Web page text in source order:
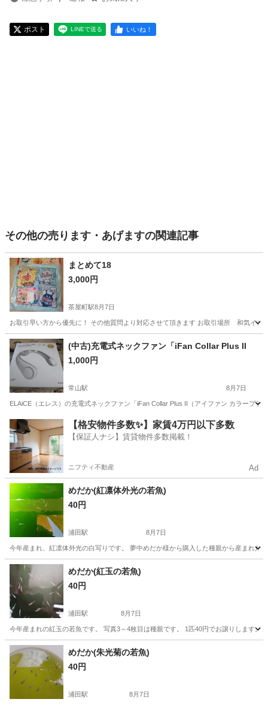
ポスト LINEで送る いいね！
その他の売ります・あげますの関連記事
まとめて18
3,000円
茶屋町駅8月7日
お取引早い方から優先に！ その他質問より対応させて頂きます お取引場所
岡山 倉敷市 茶屋町駅 その他 インター
(中古)充電式ネックファン「iFan Collar Plus II
1,000円
常山駅 8月7日
ELAiCE（エレス）の充電式ネックファン「iFan Collar Plus II（アイファン カラープ
岡山 玉野市 常山駅 その他 エレス
【格安物件多数✨】家賃4万円以下多数
【保証人ナシ】賃貸物件多数掲載！
ニフティ不動産 Ad
めだか(紅凛体外光の若魚)
40円
浦田駅 8月7日
今年産まれ、紅凛体外光の白写りです。 夢中めだか様から購入した種親から産まれ
岡山 倉敷市 浦田駅 その他
めだか(紅玉の若魚)
40円
浦田駅 8月7日
今年産まれの紅玉の若魚です。 写真3～4枚目は種親です。 1匹40円でお譲りします
岡山 倉敷市 浦田駅 その他
めだか(朱光菊の若魚)
40円
浦田駅 8月7日